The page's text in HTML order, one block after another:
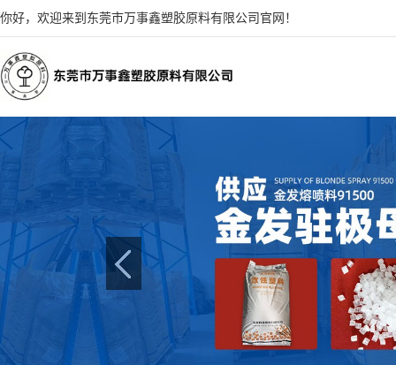
你好，欢迎来到东莞市万事鑫塑胶原料有限公司官网！